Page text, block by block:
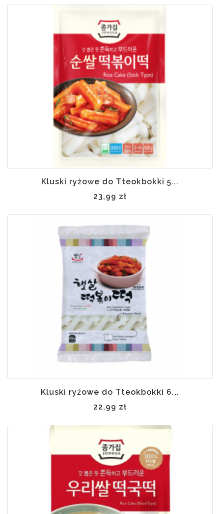
Kluski ryżowe do Tteokbokki 5...
23,99 zł
Kluski ryżowe do Tteokbokki 6...
22,99 zł